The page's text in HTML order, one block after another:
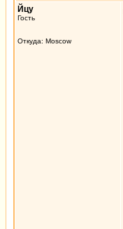
Йцу
Гость
Откуда: Moscow